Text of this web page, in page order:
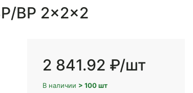
ВР 2x2x2
2 841.92 ₽/шт
В наличии > 100 шт